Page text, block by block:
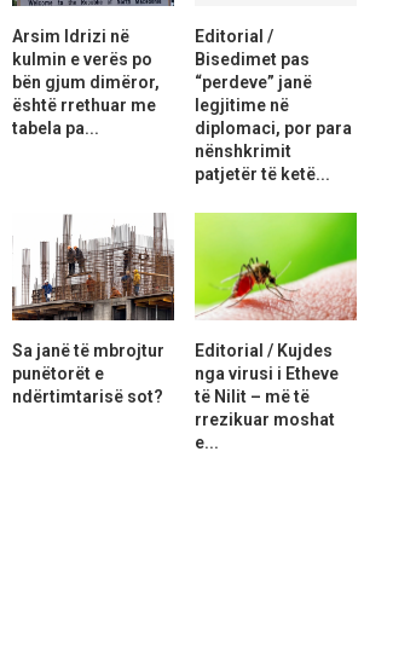
Arsim Idrizi në
kulmin e verës po
bën gjum dimëror,
është rrethuar me
tabela pa...
Editorial /
Bisedimet pas
“perdeve” janë
legjitime në
diplomaci, por para
nënshkrimit
patjetër të ketë...
Sa janë të mbrojtur
punëtorët e
ndërtimtarisë sot?
Editorial / Kujdes
nga virusi i Etheve
të Nilit – më të
rrezikuar moshat
e...